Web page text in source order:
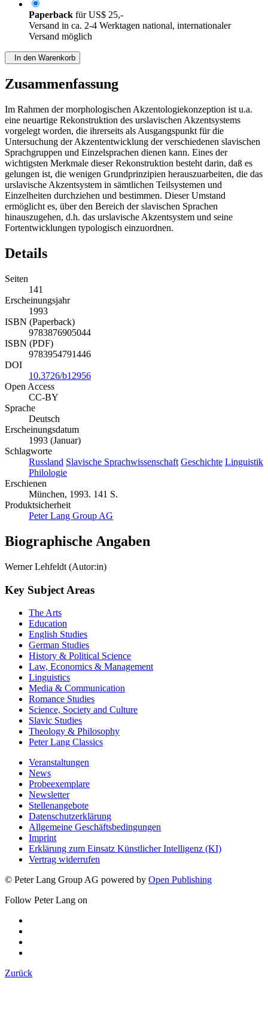
Paperback fürUS$ 25,-
Versand in ca. 2-4 Werktagen national, internationaler
Versand möglich
In den Warenkorb
Zusammenfassung
Im Rahmen der morphologischen Akzentologiekonzeption ist u.a.
eine neuartige Rekonstruktion des urslavischen Akzentsystems
vorgelegt worden, die ihrerseits als Ausgangspunkt für die
Untersuchung der Akzententwicklung der verschiedenen slavischen
Sprachgruppen und Einzelsprachen dienen kann. Eines der
wichtigsten Merkmale dieser Rekonstruktion besteht darin, daß es
gelungen ist, die wenigen Grundprinzipien herauszuarbeiten, die das
urslavische Akzentsystem in sämtlichen Teilsystemen und
Einzelheiten durchziehen und bestimmen. Dieser Umstand
ermöglicht es, über den Bereich der slavischen Sprachen
hinauszugehen, d.h. das urslavische Akzentsystem und seine
Fortentwicklungen typologisch einzuordnen.
Details
Seiten
141
Erscheinungsjahr
1993
ISBN (Paperback)
9783876905044
ISBN (PDF)
9783954791446
DOI
10.3726/b12956
Open Access
CC-BY
Sprache
Deutsch
Erscheinungsdatum
1993 (Januar)
Schlagworte
Russland Slavische Sprachwissenschaft Geschichte Linguistik
Philologie
Erschienen
München, 1993. 141 S.
Produktsicherheit
Peter Lang Group AG
Biographische Angaben
Werner Lehfeldt (Autor:in)
Key Subject Areas
The Arts
Education
English Studies
German Studies
History & Political Science
Law, Economics & Management
Linguistics
Media & Communication
Romance Studies
Science, Society and Culture
Slavic Studies
Theology & Philosophy
Peter Lang Classics
Veranstaltungen
News
Probeexemplare
Newsletter
Stellenangebote
Datenschutzerklärung
Allgemeine Geschäftsbedingungen
Imprint
Erklärung zum Einsatz Künstlicher Intelligenz (KI)
Vertrag widerrufen
© Peter Lang Group AG powered by Open Publishing
Follow Peter Lang on
Zurück